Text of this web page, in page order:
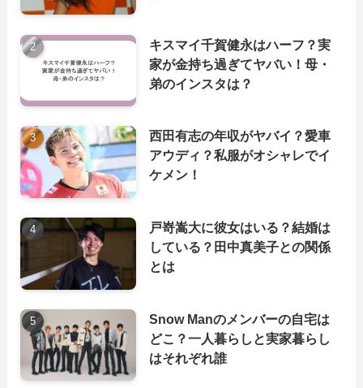
キスマイ千賀健永はハーフ？実
家が金持ち過ぎてヤバい！母・
弟のインスタは？
西田有志の年収がヤバイ？愛車
アウディ？私服がオシャレでイ
ケメン！
戸嵜嵩大に彼女はいる？結婚は
している？田中真美子との関係
とは
Snow Manのメンバーの自宅は
どこ？一人暮らしと実家暮らし
はそれぞれ誰